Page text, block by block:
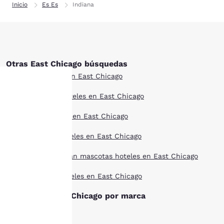
Inicio Es Es Indiana
Otras East Chicago búsquedas
Todos los hoteles en East Chicago
Estilo boutique hoteles en East Chicago
Ofertas de hoteles en East Chicago
Larga estancia hoteles en East Chicago
Hoteles que aceptan mascotas hoteles en East Chicago
Mejor valorado hoteles en East Chicago
Hoteles en East Chicago por marca